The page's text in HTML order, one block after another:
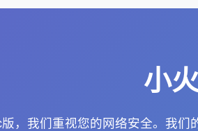
小
，我们重视您的网络安全。我